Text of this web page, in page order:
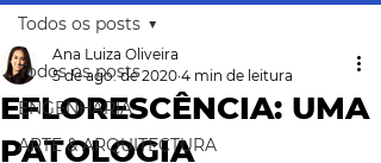
Todos os posts
ENGENHARIA
ARTE & ARQUITECTURA
Todos os posts
EFLORESCÊNCIA: UMA
PATOLOGIA
Ana Luiza Oliveira
5 de ago. de 2020 4 min de leitura